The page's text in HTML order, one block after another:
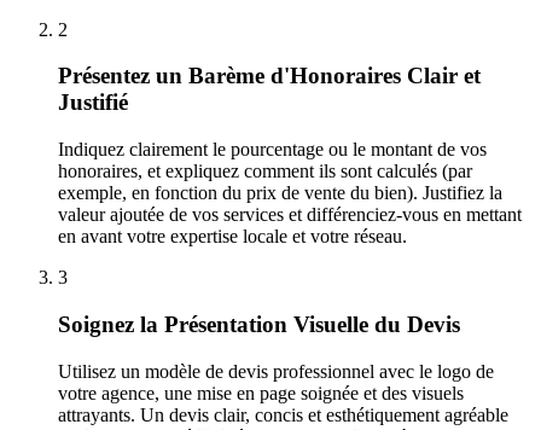
2
Présentez un Barème d'Honoraires Clair et
Justifié
Indiquez clairement le pourcentage ou le montant de vos
honoraires, et expliquez comment ils sont calculés (par
exemple, en fonction du prix de vente du bien). Justifiez la
valeur ajoutée de vos services et différenciez-vous en mettant
en avant votre expertise locale et votre réseau.
3
Soignez la Présentation Visuelle du Devis
Utilisez un modèle de devis professionnel avec le logo de
votre agence, une mise en page soignée et des visuels
attrayants. Un devis clair, concis et esthétiquement agréable